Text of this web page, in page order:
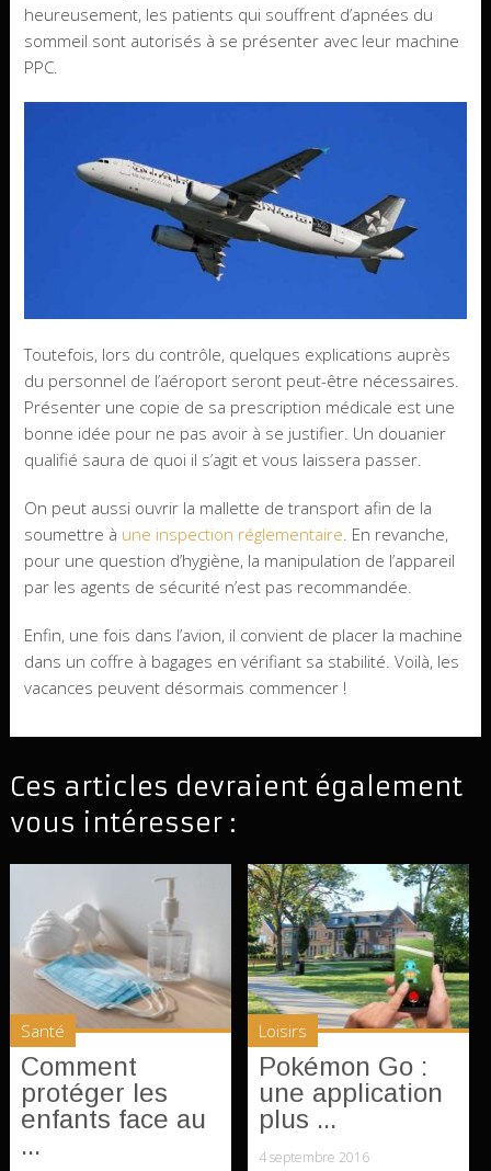
heureusement, les patients qui souffrent d’apnées du
sommeil sont autorisés à se présenter avec leur machine
PPC.
Toutefois, lors du contrôle, quelques explications auprès
du personnel de l’aéroport seront peut-être nécessaires.
Présenter une copie de sa prescription médicale est une
bonne idée pour ne pas avoir à se justifier. Un douanier
qualifié saura de quoi il s’agit et vous laissera passer.
On peut aussi ouvrir la mallette de transport afin de la
soumettre à une inspection réglementaire. En revanche,
pour une question d’hygiène, la manipulation de l’appareil
par les agents de sécurité n’est pas recommandée.
Enfin, une fois dans l’avion, il convient de placer la machine
dans un coffre à bagages en vérifiant sa stabilité. Voilà, les
vacances peuvent désormais commencer !
Ces articles devraient également
vous intéresser :
Santé
Comment
protéger les
enfants face au
...
Loisirs
Pokémon Go :
une application
plus ...
4 septembre 2016